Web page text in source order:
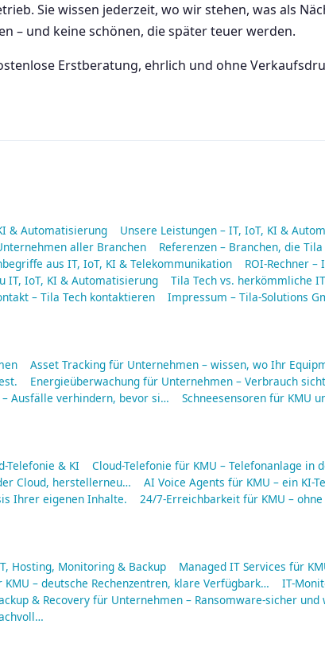
Sie wissen jederzeit, wo wir stehen, was als
– und keine schönen, die später teuer werden.
Erstberatung, ehrlich und ohne
& Automatisierung
Unsere Leistungen – IT, IoT, KI &
aller Branchen
Referenzen – Branchen, die
aus IT, IoT, KI & Telekommunikation
ROI-Rechner
IT, IoT, KI & Automatisierung Tila Tech vs. herkömmliche
– Tila Tech kontaktieren Impressum – Tila-Solutions
Asset Tracking für Unternehmen – wissen, wo Ihr
Energieüberwachung für Unternehmen – Verbrauch
Ausfälle verhindern, bevor si…
Schneesensoren für KMU
Telefonie & KI Cloud-Telefonie für KMU – Telefonanlage in
Cloud, herstellerneu…
AI Voice Agents für KMU – ein KI-
Ihrer eigenen Inhalte.
24/7-Erreichbarkeit für KMU –
Hosting, Monitoring & Backup
Managed IT Services für
– deutsche Rechenzentren, klare Verfügbark…
IT-
& Recovery für Unternehmen – Ransomware-sicher